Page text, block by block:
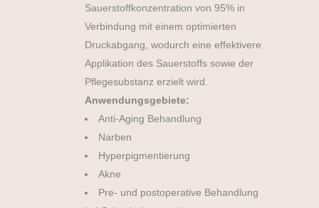
Sauerstoffkonzentration von 95% in
Verbindung mit einem optimierten
Druckabgang, wodurch eine effektivere
Applikation des Sauerstoffs sowie der
Pflegesubstanz erzielt wird.
Anwendungsgebiete:
Anti-Aging Behandlung
Narben
Hyperpigmentierung
Akne
Pre- und postoperative Behandlung